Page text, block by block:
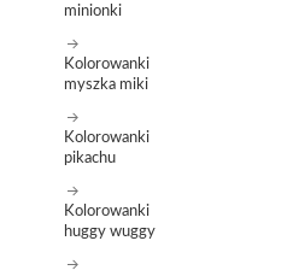
minionki
Kolorowanki
myszka miki
Kolorowanki
pikachu
Kolorowanki
huggy wuggy